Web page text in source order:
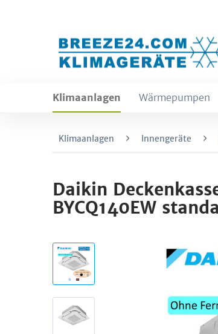
Klimaanlagen Wärmepumpen
Klimaanlagen Innengeräte
Daikin
BYCQ140EW